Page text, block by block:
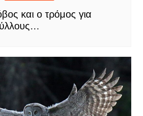
και ο τρόμος για